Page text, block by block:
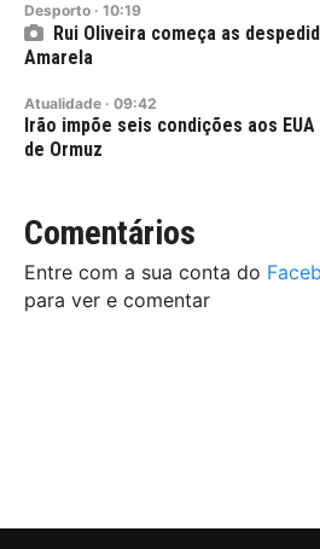
Desporto · 10:19
Rui Oliveira começa as
Amarela
Atualidade · 09:42
Irão impõe seis condições aos
de Ormuz
Comentários
Entre com a sua conta do
para ver e comentar